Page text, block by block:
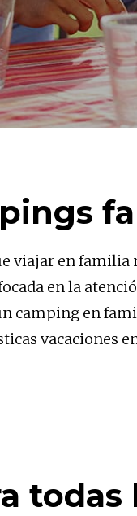
viajar en
en la
camping en
vacaciones
todas